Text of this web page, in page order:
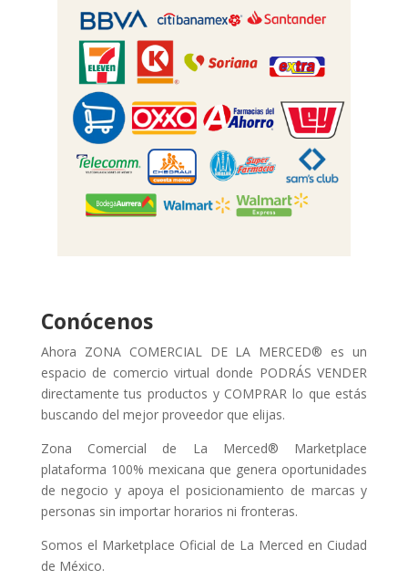
Conócenos
Ahora ZONA COMERCIAL DE LA MERCED® es un
espacio de comercio virtual donde PODRÁS VENDER
directamente tus productos y COMPRAR lo que estás
buscando del mejor proveedor que elijas.
Zona Comercial de La Merced® Marketplace
plataforma 100% mexicana que genera oportunidades
de negocio y apoya el posicionamiento de marcas y
personas sin importar horarios ni fronteras.
Somos el Marketplace Oficial de La Merced en Ciudad
de México.